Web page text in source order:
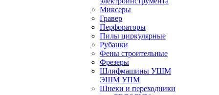
Миксеры
Гравер
Перфораторы
Пилы циркулярные
Рубанки
Фены строительные
Фрезеры
Шлифмашины УШМ
ЭШМ УПМ
Шнеки и переходники